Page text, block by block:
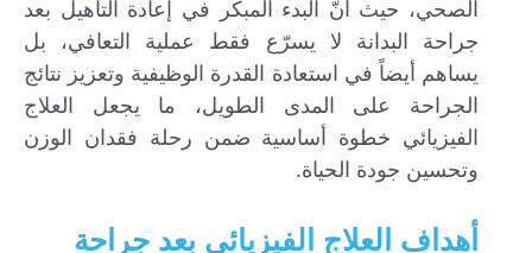
الصحي، حيث أنّ البدء المبكر في إعادة التأهيل بعد
جراحة البدانة لا يسرّع فقط عملية التعافي، بل
يساهم أيضاً في استعادة القدرة الوظيفية وتعزيز نتائج
الجراحة على المدى الطويل، ما يجعل العلاج
الفيزيائي خطوة أساسية ضمن رحلة فقدان الوزن
وتحسين جودة الحياة.
أهداف العلاج الفيزيائي بعد جراحة